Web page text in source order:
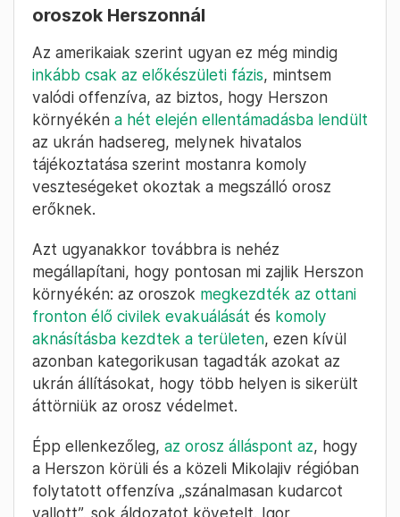
oroszok Herszonnál
Az amerikaiak szerint ugyan ez még mindig
inkább csak az előkészületi fázis, mintsem
valódi offenzíva, az biztos, hogy Herszon
környékén a hét elején ellentámadásba lendült
az ukrán hadsereg, melynek hivatalos
tájékoztatása szerint mostanra komoly
veszteségeket okoztak a megszálló orosz
erőknek.
Azt ugyanakkor továbbra is nehéz
megállapítani, hogy pontosan mi zajlik Herszon
környékén: az oroszok megkezdték az ottani
fronton élő civilek evakuálását és komoly
aknásításba kezdtek a területen, ezen kívül
azonban kategorikusan tagadták azokat az
ukrán állításokat, hogy több helyen is sikerült
áttörniük az orosz védelmet.
Épp ellenkezőleg, az orosz álláspont az, hogy
a Herszon körüli és a közeli Mikolajiv régióban
folytatott offenzíva „szánalmasan kudarcot
vallott”, sok áldozatot követelt. Igor